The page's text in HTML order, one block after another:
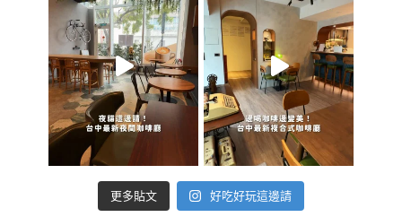
更多貼文 好吃好玩這邊請